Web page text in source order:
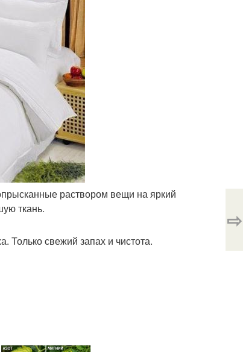
раствором вещи на яркий
ткань.
Только свежий запах и чистота.
⇨